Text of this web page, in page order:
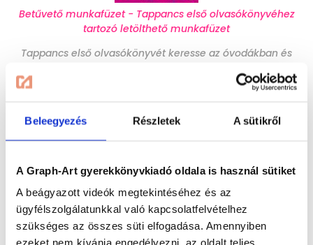
Beleegyezés Részletek A sütikről
A Graph-Art gyerekkönyvkiadó oldala is használ sütiket
A beágyazott videók megtekintéséhez és az
ügyfélszolgálatunkkal való kapcsolatfelvételhez
szükséges az összes süti elfogadása. Amennyiben
ezeket nem kívánja engedélyezni, az oldalt teljes
Betűvető munkafüzet - Tappancs első olvasókönyvéhez
tartozó letölthető munkafüzet
Tappancs első olvasókönyvét keresse az óvodákban és
Aktuális magazinjaink
Immár 20 éve készítünk izgalmas, szórakoztató
Termékeink elsősorban a gyermekek szórakoztatását és
fejlesztését segítik és egyaránt jól használhatóak mind
családi körben, mind az oktatási intézményekben.
Lapozzon bele: